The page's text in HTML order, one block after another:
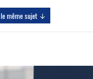
même sujet ↓